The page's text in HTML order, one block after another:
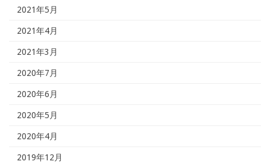
2021年5月
2021年4月
2021年3月
2020年7月
2020年6月
2020年5月
2020年4月
2019年12月